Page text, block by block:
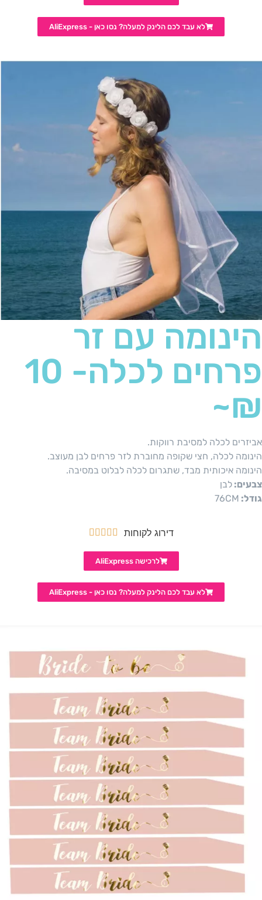
לא עבד לכם הלינק למעלה? נסו כאן - AliExpress
הינומה עם זר
פרחים לכלה- 10
₪~
אביזרים לכלה למסיבת רווקות.
הינומה לכלה, חצי שקופה מחוברת לזר פרחים לבן מעוצב.
הינומה איכותית מבד, שתגרום לכלה לבלוט במסיבה.
צבעים: לבן
גודל: 76CM
דירוג לקוחות 




לרכישה AliExpress
לא עבד לכם הלינק למעלה? נסו כאן - AliExpress